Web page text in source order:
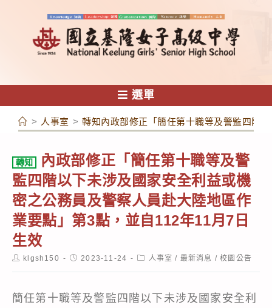
容
選單
> 人事室 > 轉知內政部修正「簡任第十職等及警監四階
轉知
內政部修正「簡任第十職等及警
監四階以下未涉及國家安全利益或機
密之公務員及警察人員赴大陸地區作
業要點」第3點，並自112年11月7日
生效
Postklgsh150
Post2023-11-24
Post人事室 / 最新消息 / 校園公告
簡任第十職等及警監四階以下未涉及國家安全利